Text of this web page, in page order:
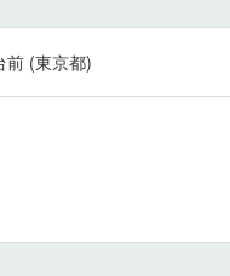
前 (東京都)